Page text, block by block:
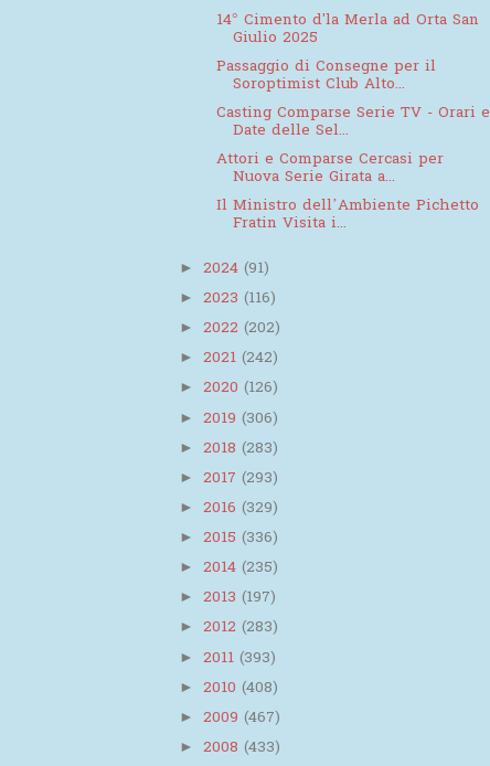
14° Cimento d'la Merla ad Orta San
Giulio 2025
Passaggio di Consegne per il
Soroptimist Club Alto...
Casting Comparse Serie TV - Orari e
Date delle Sel...
Attori e Comparse Cercasi per
Nuova Serie Girata a...
Il Ministro dell’Ambiente Pichetto
Fratin Visita i...
► 2024 (91)
► 2023 (116)
► 2022 (202)
► 2021 (242)
► 2020 (126)
► 2019 (306)
► 2018 (283)
► 2017 (293)
► 2016 (329)
► 2015 (336)
► 2014 (235)
► 2013 (197)
► 2012 (283)
► 2011 (393)
► 2010 (408)
► 2009 (467)
► 2008 (433)